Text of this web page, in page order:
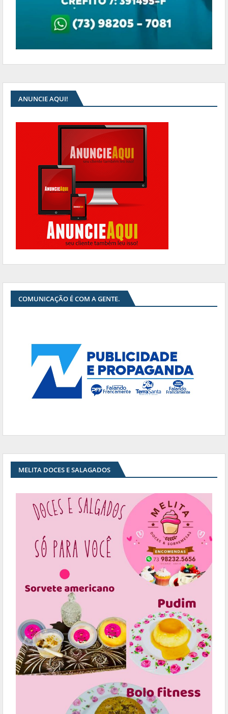
ANUNCIE AQUI!
COMUNICAÇÃO É COM A GENTE.
MELITA DOCES E SALAGADOS